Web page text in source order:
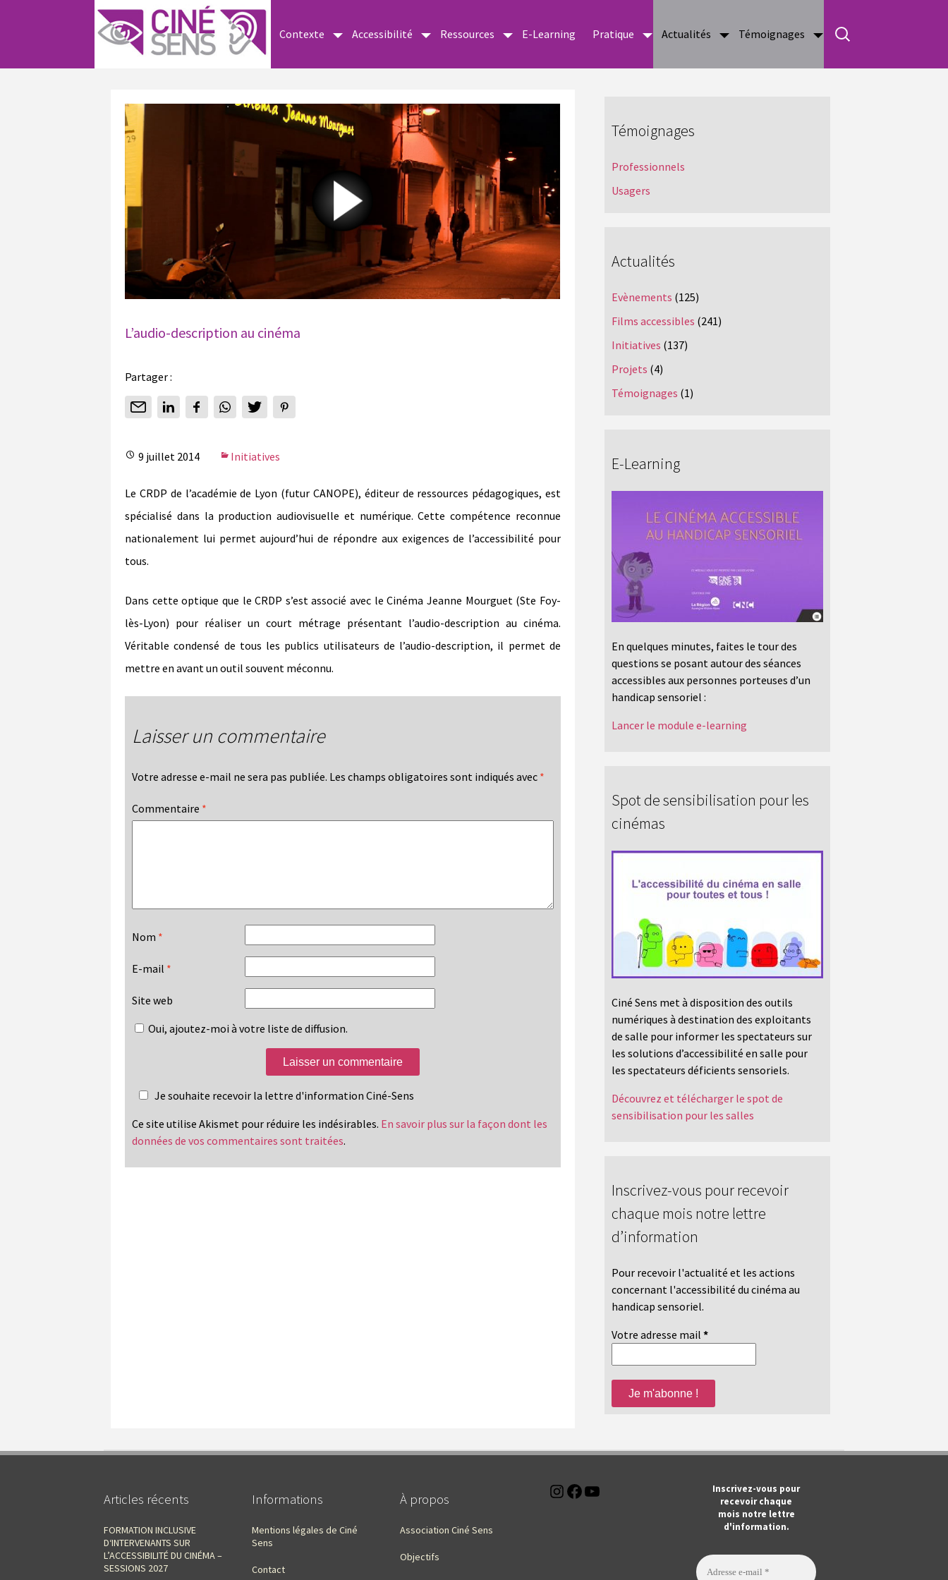
Contexte Accessibilité Ressources E-Learning Pratique Actualités Témoignages
L’audio-description au cinéma
Partager :
9 juillet 2014 Initiatives
Le CRDP de l’académie de Lyon (futur CANOPE), éditeur de ressources pédagogiques, est
spécialisé dans la production audiovisuelle et numérique. Cette compétence reconnue
nationalement lui permet aujourd’hui de répondre aux exigences de l’accessibilité pour
tous.
Dans cette optique que le CRDP s’est associé avec le Cinéma Jeanne Mourguet (Ste Foy-
lès-Lyon) pour réaliser un court métrage présentant l’audio-description au cinéma.
Véritable condensé de tous les publics utilisateurs de l’audio-description, il permet de
mettre en avant un outil souvent méconnu.
Laisser un commentaire
Votre adresse e-mail ne sera pas publiée. Les champs obligatoires sont indiqués avec *
Commentaire *
Nom *
E-mail *
Site web
Oui, ajoutez-moi à votre liste de diffusion.
Je souhaite recevoir la lettre d'information Ciné-Sens
Ce site utilise Akismet pour réduire les indésirables. En savoir plus sur la façon dont les
données de vos commentaires sont traitées.
Témoignages
Professionnels
Usagers
Actualités
Evènements (125)
Films accessibles (241)
Initiatives (137)
Projets (4)
Témoignages (1)
E-Learning
En quelques minutes, faites le tour des
questions se posant autour des séances
accessibles aux personnes porteuses d’un
handicap sensoriel :
Lancer le module e-learning
Spot de sensibilisation pour les
cinémas
Ciné Sens met à disposition des outils
numériques à destination des exploitants
de salle pour informer les spectateurs sur
les solutions d’accessibilité en salle pour
les spectateurs déficients sensoriels.
Découvrez et télécharger le spot de
sensibilisation pour les salles
Inscrivez-vous pour recevoir
chaque mois notre lettre
d’information
Pour recevoir l'actualité et les actions
concernant l'accessibilité du cinéma au
handicap sensoriel.
Votre adresse mail *
Articles récents
FORMATION INCLUSIVE
D‘INTERVENANTS SUR
L’ACCESSIBILITÉ DU CINÉMA –
SESSIONS 2027
Informations
Mentions légales de Ciné
Sens
Contact
À propos
Association Ciné Sens
Objectifs
Instagram
Facebook
Inscrivez-vous pour
recevoir chaque
mois notre lettre
d'information.